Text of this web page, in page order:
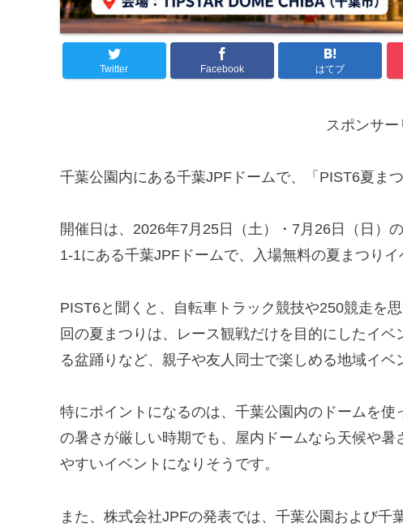
Twitter Facebook はてブ
スポンサー
千葉公園内にある千葉JPFドームで、「PIST6夏ま
開催日は、2026年7月25日（土）・7月26日（日）
1-1にある千葉JPFドームで、入場無料の夏まつりイ
PIST6と聞くと、自転車トラック競技や250競走を
回の夏まつりは、レース観戦だけを目的にしたイ
る盆踊りなど、親子や友人同士で楽しめる地域イベ
特にポイントになるのは、千葉公園内のドームを
の暑さが厳しい時期でも、屋内ドームなら天候や
やすいイベントになりそうです。
また、株式会社JPFの発表では、千葉公園および